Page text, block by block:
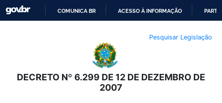
O
CONTEÚDO
COMUNICA BR ACESSO À INFORMAÇÃO
Pesquisar Legislação
DECRETO Nº 6.299 DE 12 DE DEZEMBRO DE
2007